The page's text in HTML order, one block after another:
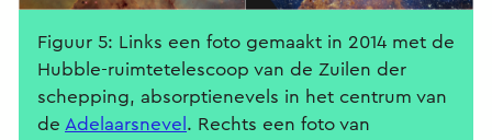
Figuur 5: Links een foto gemaakt in 2014 met de
Hubble-ruimtetelescoop van de Zuilen der
schepping, absorptienevels in het centrum van
de Adelaarsnevel . Rechts een foto van